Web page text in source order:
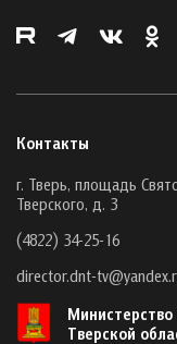
Контакты
г. Тверь, площадь
Тверского, д. 3
(4822) 34-25-16
director.dnt-
Министерство
Тверской